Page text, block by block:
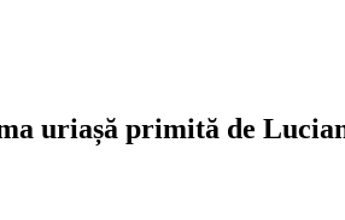
uriașă primită de